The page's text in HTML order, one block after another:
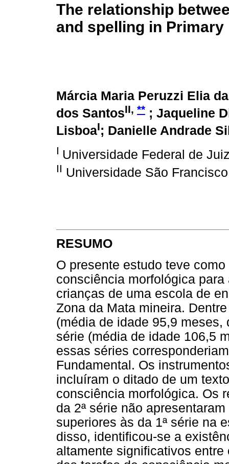
The relationship
and spelling in
Márcia Maria Peruzzi Elia
dos SantosII, ** ; Jaqueline
LisboaI; Danielle Andrade
I Universidade Federal de
II Universidade São
RESUMO
O presente estudo teve
consciência morfológica
crianças de uma escola de
Zona da Mata mineira.
(média de idade 95,9
série (média de idade 106,5
essas séries
Fundamental. Os
incluíram o ditado de um
consciência morfológica. Os
da 2ª série não
superiores às da 1ª série na
disso, identificou-se a
altamente significativos